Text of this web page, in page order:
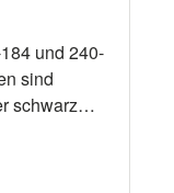
und 240-
sind
schwarz